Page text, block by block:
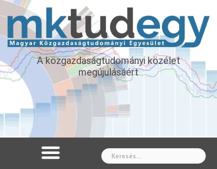
A közgazdaságtudományi közélet
megújulásáért